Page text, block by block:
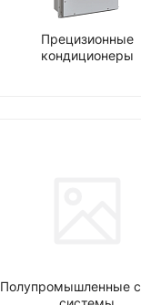
Прецизионные
кондиционеры
Полупромышленные